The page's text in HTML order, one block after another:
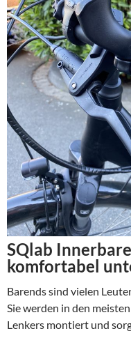
SQlab
komfortabel
Barends sind vielen
Sie werden in den
Lenkers montiert und